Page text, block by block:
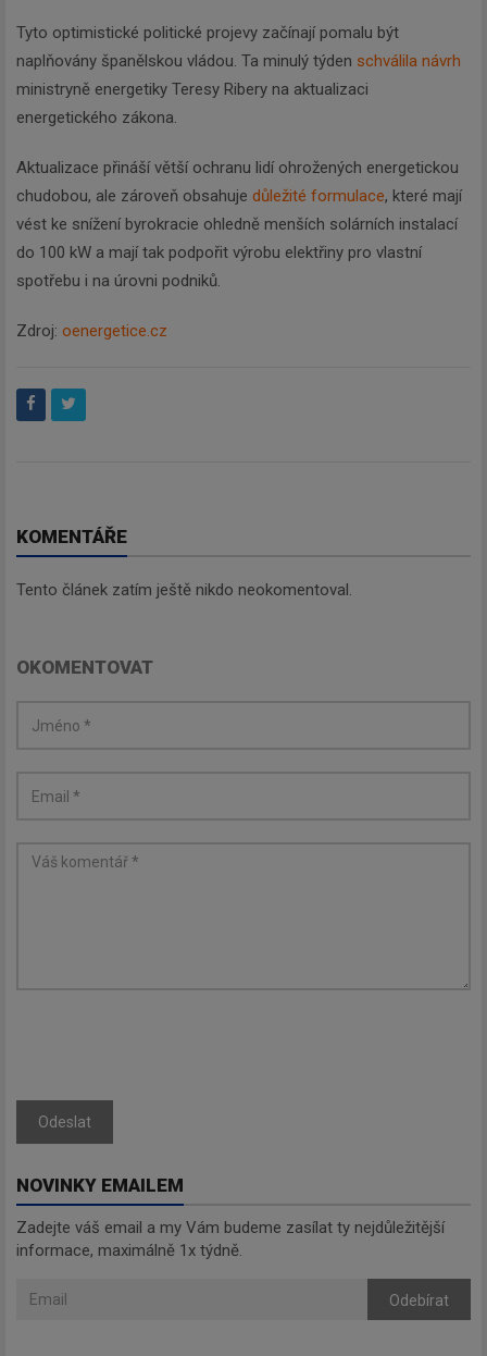
Tyto optimistické politické projevy začínají pomalu být
naplňovány španělskou vládou. Ta minulý týden schválila návrh
ministryně energetiky Teresy Ribery na aktualizaci
energetického zákona.
Aktualizace přináší větší ochranu lidí ohrožených energetickou
chudobou, ale zároveň obsahuje důležité formulace, které mají
vést ke snížení byrokracie ohledně menších solárních instalací
do 100 kW a mají tak podpořit výrobu elektřiny pro vlastní
spotřebu i na úrovni podniků.
Zdroj: oenergetice.cz
KOMENTÁŘE
Tento článek zatím ještě nikdo neokomentoval.
OKOMENTOVAT
Odeslat
NOVINKY EMAILEM
Zadejte váš email a my Vám budeme zasílat ty nejdůležitější
informace, maximálně 1x týdně.
Odebírat